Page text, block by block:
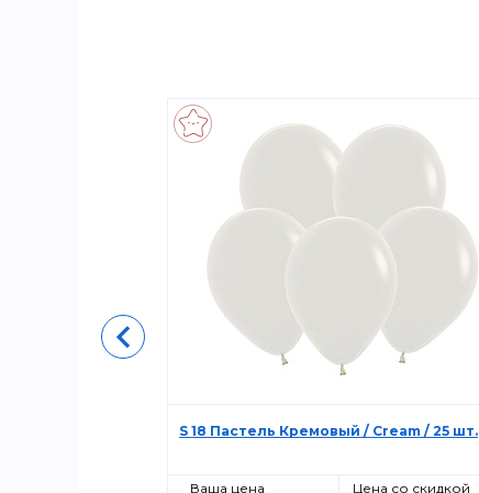
S 18 Пастель Кремовый / Cream / 25 шт.
Ваша цена Цена со скидкой